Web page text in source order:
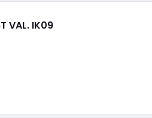
VAL. IK09